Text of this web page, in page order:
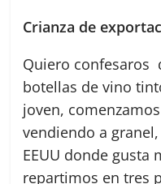
Crianza de
Quiero confesaros
botellas de vino
joven,
vendiendo a
EEUU donde gusta
repartimos en tres